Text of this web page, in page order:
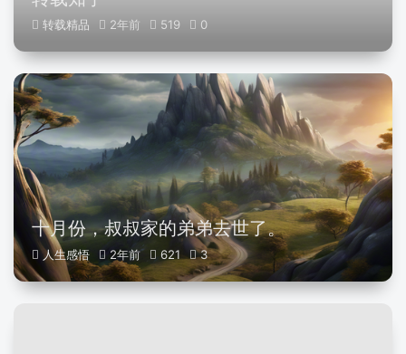
转载精品 2年前 519 0
十月份，叔叔家的弟弟去世了。
人生感悟 2年前 621 3